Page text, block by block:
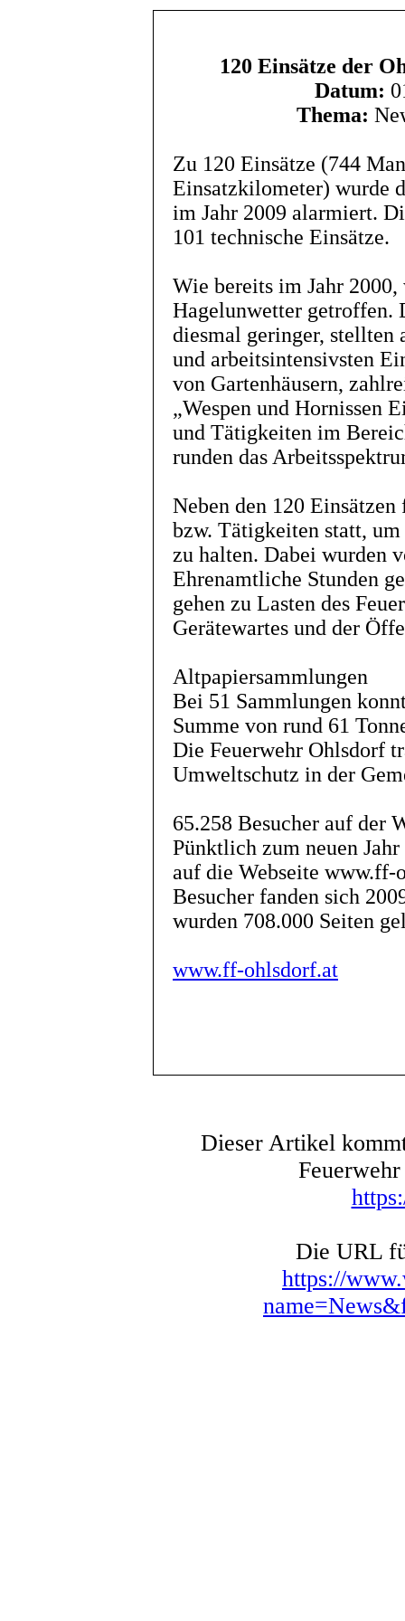
120 Einsätze der
Datum:
Thema:
Zu 120 Einsätze (744
Einsatzkilometer) wurde
im Jahr 2009 alarmiert.
101 technische Einsätze.
Wie bereits im Jahr
Hagelunwetter getroffen.
diesmal geringer, stellten
und arbeitsintensivsten
von Gartenhäusern,
„Wespen und Hornissen
und Tätigkeiten im
runden das
Neben den 120
bzw. Tätigkeiten statt,
zu halten. Dabei wurden
Ehrenamtliche Stunden
gehen zu Lasten des
Gerätewartes und der
Altpapiersammlungen
Bei 51 Sammlungen
Summe von rund 61
Die Feuerwehr Ohlsdorf
Umweltschutz in der
65.258 Besucher auf der
Pünktlich zum neuen
auf die Webseite www.ff-
Besucher fanden sich
wurden 708.000 Seiten
www.ff-ohlsdorf.at
Dieser Artikel
Die URL
https://